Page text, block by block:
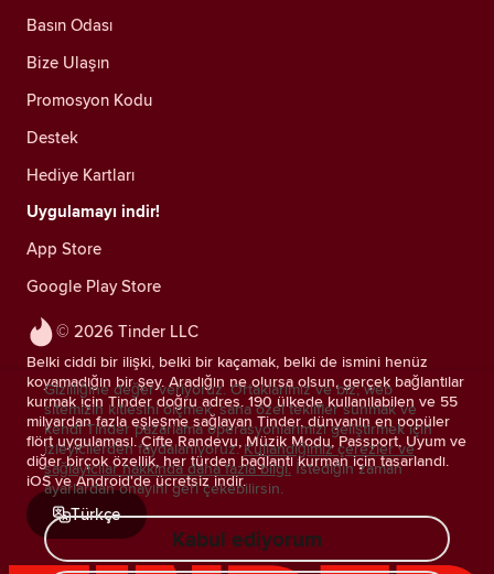
© 2026 Tinder LLC
Belki ciddi bir ilişki, belki bir kaçamak, belki de ismini henüz
koyamadığın bir şey. Aradığın ne olursa olsun, gerçek bağlantılar
kurmak için Tinder doğru adres. 190 ülkede kullanılabilen ve 55
milyardan fazla eşleşme sağlayan Tinder, dünyanın en popüler
flört uygulaması. Çifte Randevu, Müzik Modu, Passport, Uyum ve
diğer birçok özellik, her türden bağlantı kurman için tasarlandı.
iOS ve Android'de ücretsiz indir.
Türkçe
Basın Odası
Bize Ulaşın
Promosyon Kodu
Destek
Hediye Kartları
Uygulamayı indir!
App Store
Google Play Store
Gizliliğine değer veriyoruz. Ortaklarımız ve biz; web
sitemizin kitlesini ölçmek, sana özel teklifler sunmak ve
kendi Tinder pazarlama operasyonlarımızı geliştirmek için
izleyicilerden faydalanıyoruz. Kullandığımız çerezler ve
sağlayıcılar hakkında daha fazla bilgi. İstediğin zaman
ayarlardan onayını geri çekebilirsin.
Kabul ediyorum